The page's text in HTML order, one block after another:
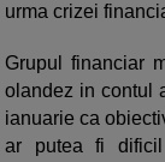
urma crizei
Grupul financiar
olandez in contul
ianuarie ca
ar putea fi